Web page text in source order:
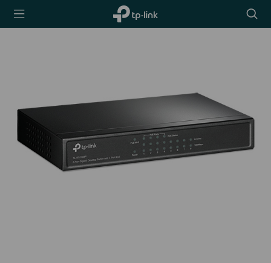
TP-Link,
Reliably
icon